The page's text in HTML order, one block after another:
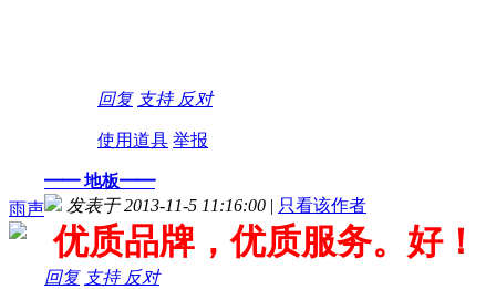
回复 支持 反对
使用道具 举报
雨声
━━ 地板━━
发表于 2013-11-5 11:16:00 | 只看该作者
优质品牌，优质服务。好！
回复 支持 反对